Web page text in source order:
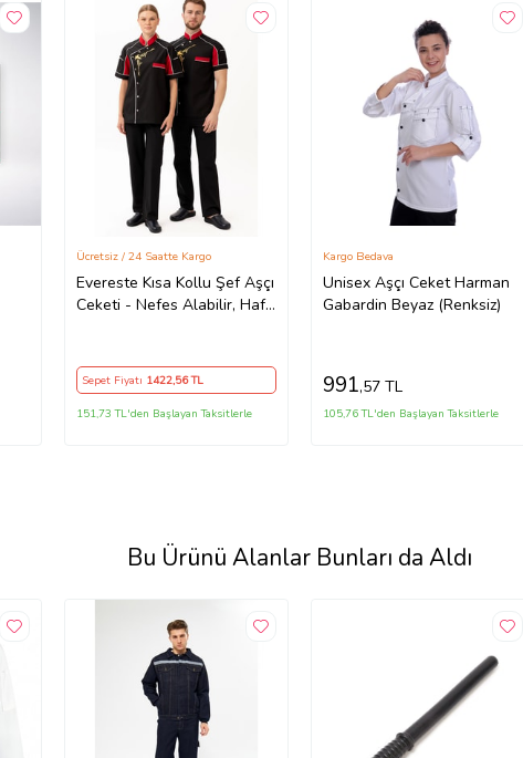
Evereste Kısa Kollu Şef Aşçı
Ceketi - Nefes Alabilir, Hafif
Ücretsiz / 24 Saatte Kargo
Sepet Fiyatı 1422,56 TL
151,73 TL'den Başlayan Taksitlerle
Unisex Aşçı Ceket Harman
Gabardin Beyaz (Renksiz)
Kargo Bedava
991,57 TL
105,76 TL'den Başlayan Taksitlerle
Bu Ürünü Alanlar Bunları da Aldı